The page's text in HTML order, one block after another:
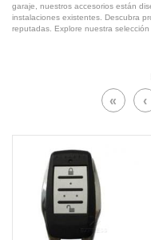
garaje, nuestros accesorios están
instalaciones existentes. Descubra
reputadas. Explore nuestra
« ‹